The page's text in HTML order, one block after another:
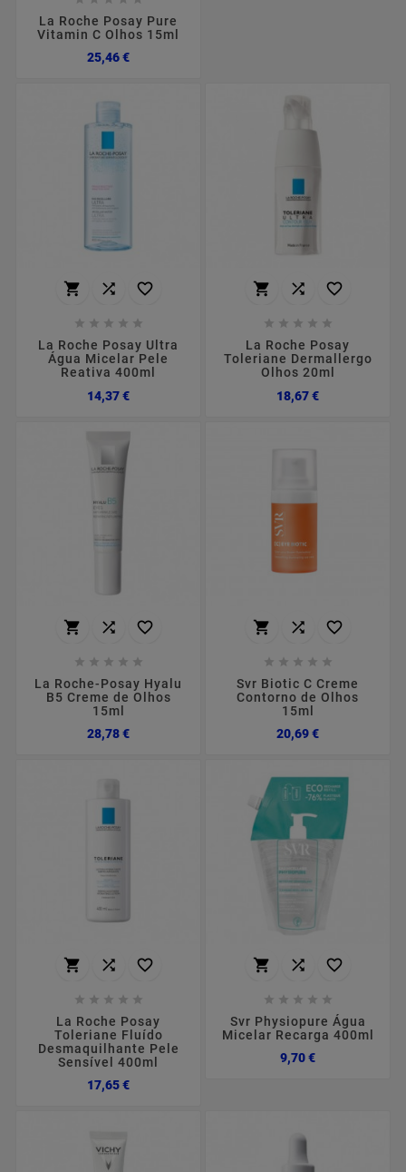
La Roche Posay Pure
Vitamin C Olhos 15ml
25,46 €Preço
  
    
La Roche Posay Ultra
Água Micelar Pele
Reativa 400ml
14,37 €Preço
  
    
La Roche Posay
Toleriane Dermallergo
Olhos 20ml
18,67 €Preço
  
    
La Roche-Posay Hyalu
B5 Creme de Olhos
15ml
28,78 €Preço
  
    
Svr Biotic C Creme
Contorno de Olhos
15ml
20,69 €Preço
  
    
La Roche Posay
Toleriane Fluído
Desmaquilhante Pele
Sensível 400ml
17,65 €Preço
  
    
Svr Physiopure Água
Micelar Recarga 400ml
9,70 €Preço